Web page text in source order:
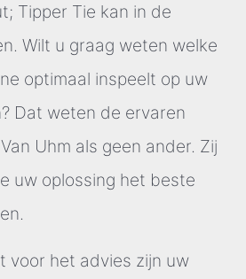
Tipper Tie kan in de
Wilt u graag weten welke
optimaal inspeelt op uw
Dat weten de ervaren
Uhm als geen ander. Zij
uw oplossing het beste
voor het advies zijn uw